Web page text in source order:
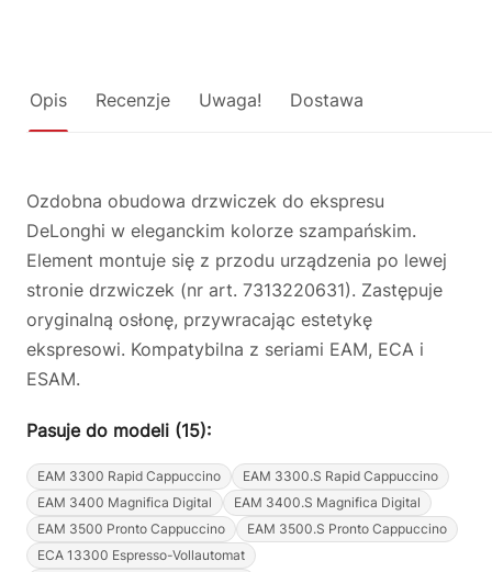
Opis Recenzje Uwaga! Dostawa
Ozdobna obudowa drzwiczek do ekspresu
DeLonghi w eleganckim kolorze szampańskim.
Element montuje się z przodu urządzenia po lewej
stronie drzwiczek (nr art. 7313220631). Zastępuje
oryginalną osłonę, przywracając estetykę
ekspresowi. Kompatybilna z seriami EAM, ECA i
ESAM.
Pasuje do modeli (15):
EAM 3300 Rapid Cappuccino
EAM 3300.S Rapid Cappuccino
EAM 3400 Magnifica Digital
EAM 3400.S Magnifica Digital
EAM 3500 Pronto Cappuccino
EAM 3500.S Pronto Cappuccino
ECA 13300 Espresso-Vollautomat